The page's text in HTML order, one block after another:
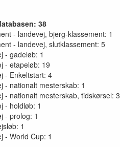
38
- landevej, bjerg-klassement: 1
- landevej, slutklassement: 5
- gadeløb: 1
- etapeløb: 19
- Enkeltstart: 4
- nationalt mesterskab: 1
- nationalt mesterskab, tidskørsel: 3
- holdløb: 1
- prolog: 1
1
- World Cup: 1